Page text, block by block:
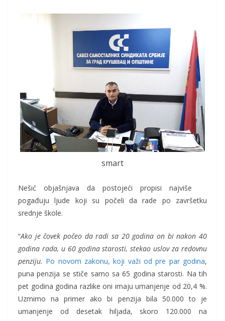
smart
Nešić objašnjava da postojeći propisi najviše
pogađuju ljude koji su počeli da rade po završetku
srednje škole.
“Ako je čovek počeo da radi sa 20 godina on bi nakon 40
godina rada, u 60 godina starosti, stekao uslov za redovnu
penziju. Po novom zakonu, koji važi od pre par godina,
puna penzija se stiče samo sa 65 godina starosti. Na tih
pet godina godina razlike oni imaju umanjenje od 20,4 %.
Uzmimo na primer ako bi penzija bila 50.000 to je
umanjenje od desetak hiljada, skoro 120.000 na